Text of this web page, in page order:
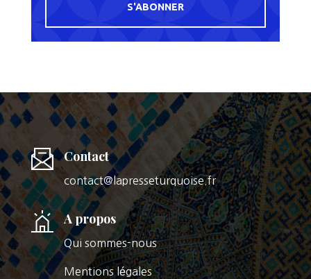
S'ABONNER
Contact
contact@lapresseturquoise.fr
A propos
Qui sommes-nous
Mentions légales